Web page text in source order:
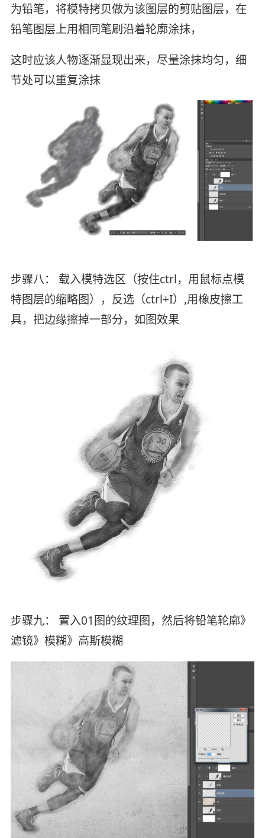
为铅笔，将模特拷贝做为该图层的剪贴图层，在
铅笔图层上用相同笔刷沿着轮廓涂抹，
这时应该人物逐渐显现出来，尽量涂抹均匀，细
节处可以重复涂抹
步骤八： 载入模特选区（按住ctrl，用鼠标点模
特图层的缩略图），反选（ctrl+I）,用橡皮擦工
具，把边缘擦掉一部分，如图效果
步骤九： 置入01图的纹理图，然后将铅笔轮廓》
滤镜》模糊》高斯模糊